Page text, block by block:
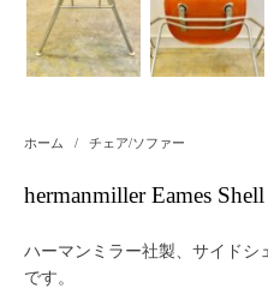
ホーム / チェア/ソファー
hermanmiller Eames
ハーマンミラー社製、サイドシ
です。